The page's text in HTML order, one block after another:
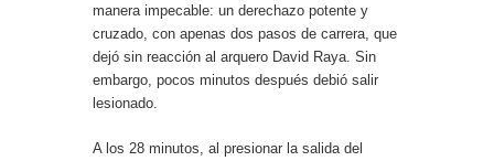
manera impecable: un derechazo potente y
cruzado, con apenas dos pasos de carrera, que
dejó sin reacción al arquero David Raya. Sin
embargo, pocos minutos después debió salir
lesionado.
A los 28 minutos, al presionar la salida del